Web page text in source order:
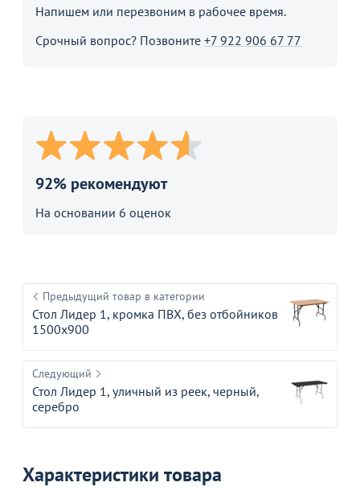
Напишем или перезвоним в рабочее время.
Срочный вопрос? Позвоните +7 922 906 67 77
92% рекомендуют
На основании 6 оценок
Предыдущий товар в категории
Стол Лидер 1, кромка ПВХ, без отбойников
1500x900
Следующий
Стол Лидер 1, уличный из реек, черный,
серебро
Характеристики товара